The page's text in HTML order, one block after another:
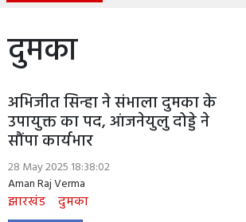
दुमका
अभिजीत सिन्हा ने संभाला दुमका के
उपायुक्त का पद, आंजनेयुलु दोड्डे ने
सौंपा कार्यभार
28 May 2025 18:38:02
Aman Raj Verma
झारखंड दुमका